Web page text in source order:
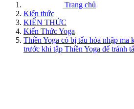
Trang chủ
Kiến thức
KIẾN THỨC
Kiến Thức Yoga
Thiền Yoga có bị tẩu hỏa nhập ma
trước khi tập Thiền Yoga để tránh